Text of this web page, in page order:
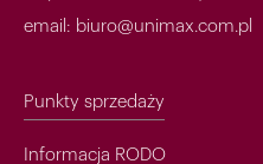
email: biuro@unimax.com.pl
Punkty sprzedaży
Informacja RODO